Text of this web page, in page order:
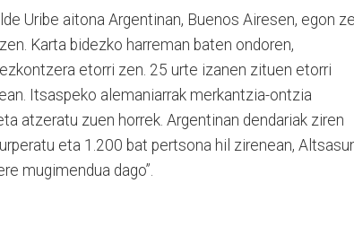
Uribe aitona Argentinan, Buenos Airesen, egon
Karta bidezko harreman baten ondoren,
etorri zen. 25 urte izanen zituen etorri
Itsaspeko alemaniarrak merkantzia-ontzia
atzeratu zuen horrek. Argentinan dendariak ziren
eta 1.200 bat pertsona hil zirenean,
mugimendua dago”.